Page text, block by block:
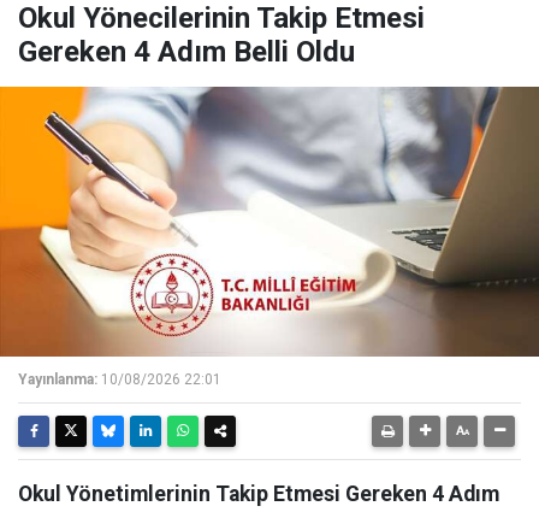
Okul Yönecilerinin Takip Etmesi
Gereken 4 Adım Belli Oldu
Yayınlanma: 10/08/2026 22:01
Okul Yönetimlerinin Takip Etmesi Gereken 4 Adım